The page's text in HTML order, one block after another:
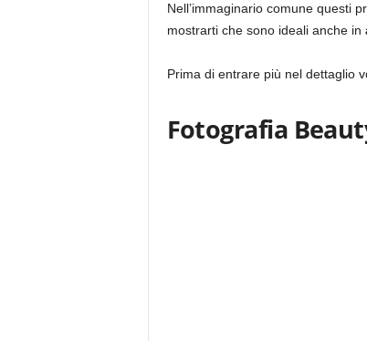
Nell’immaginario comune questi
mostrarti che sono ideali anche in
Prima di entrare più nel dettaglio
Fotografia